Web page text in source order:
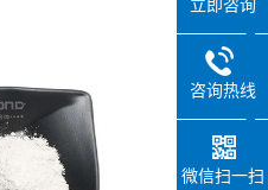
咨询热线
微信扫一扫